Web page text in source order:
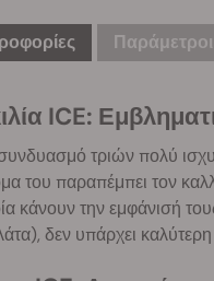
Παράμετροι
ICE:
τριών πολύ
του παραπέμπει τον
κάνουν την εμφάνισή
δεν υπάρχει καλύτερη